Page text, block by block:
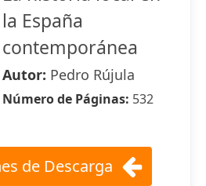
la España
contemporánea
Autor: Pedro Rújula
Número de Páginas: 532
de Descarga